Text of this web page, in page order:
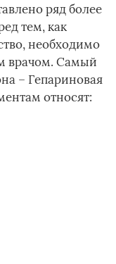
ряд более
тем, как
необходимо
врачом. Самый
– Гепариновая
относят: